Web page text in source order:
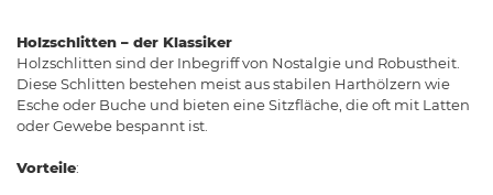
Holzschlitten – der Klassiker
Holzschlitten sind der Inbegriff von Nostalgie und Robustheit.
Diese Schlitten bestehen meist aus stabilen Harthölzern wie
Esche oder Buche und bieten eine Sitzfläche, die oft mit Latten
oder Gewebe bespannt ist.
Vorteile: